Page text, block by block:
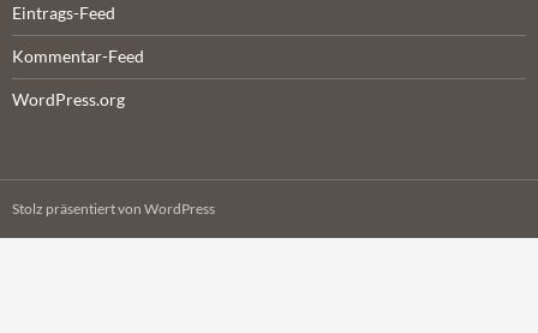
Eintrags-Feed
Kommentar-Feed
WordPress.org
Stolz präsentiert von WordPress